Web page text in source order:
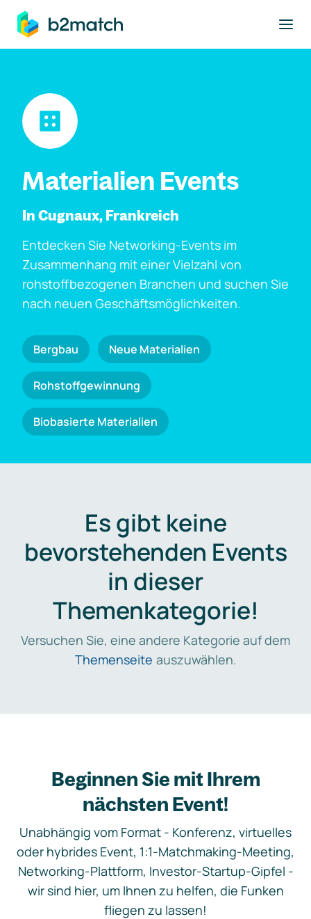
springen
Materialien Events
In Cugnaux, Frankreich
Entdecken Sie Networking-Events im
Zusammenhang mit einer Vielzahl von
rohstoffbezogenen Branchen und suchen Sie
nach neuen Geschäftsmöglichkeiten.
Bergbau Neue Materialien
Rohstoffgewinnung
Biobasierte Materialien
Es gibt keine
bevorstehenden Events
in dieser
Themenkategorie!
Versuchen Sie, eine andere Kategorie auf dem
Themenseite auszuwählen.
Beginnen Sie mit Ihrem
nächsten Event!
Unabhängig vom Format - Konferenz, virtuelles
oder hybrides Event, 1:1-Matchmaking-Meeting,
Networking-Plattform, Investor-Startup-Gipfel -
wir sind hier, um Ihnen zu helfen, die Funken
fliegen zu lassen!